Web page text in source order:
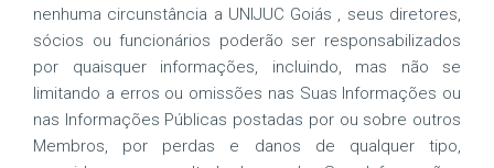
nenhuma circunstância a UNIJUC Goiás , seus diretores,
sócios ou funcionários poderão ser responsabilizados
por quaisquer informações, incluindo, mas não se
limitando a erros ou omissões nas Suas Informações ou
nas Informações Públicas postadas por ou sobre outros
Membros, por perdas e danos de qualquer tipo,